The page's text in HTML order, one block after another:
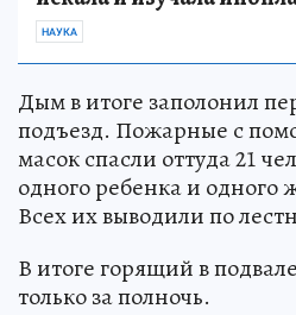
НАУКА
Дым в итоге заполонил
подъезд. Пожарные с
масок спасли оттуда 21
одного ребенка и одного
Всех их выводили по
В итоге горящий в
только за полночь.